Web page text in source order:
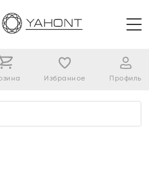
Избранное Профиль